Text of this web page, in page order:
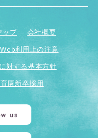
ップ 会社概要
Web利用上の注意
対する基本方針
園新卒採用